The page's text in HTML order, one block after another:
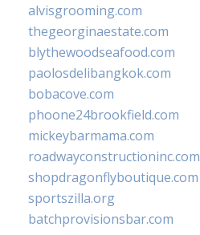
alvisgrooming.com
thegeorginaestate.com
blythewoodseafood.com
paolosdelibangkok.com
bobacove.com
phoone24brookfield.com
mickeybarmama.com
roadwayconstructioninc.com
shopdragonflyboutique.com
sportszilla.org
batchprovisionsbar.com